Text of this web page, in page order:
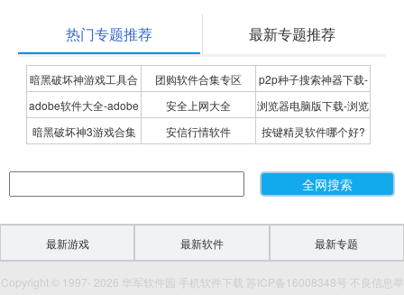
热门专题推荐 最新专题推荐
暗黑破坏神游戏工具合
集
团购软件合集专区
p2p种子搜索神器下载-
P2P种子搜索神器专题
adobe软件大全-adobe
全系列软件下载-adobe
安全上网大全
浏览器电脑版下载-浏览
器下载合集
暗黑破坏神3游戏合集 安信行情软件
按键精灵软件哪个好?
最新游戏 最新软件 最新专题
Copyright © 1997- 2026 华军软件园 手机软件下载 苏ICP备16008348号 不良信息举